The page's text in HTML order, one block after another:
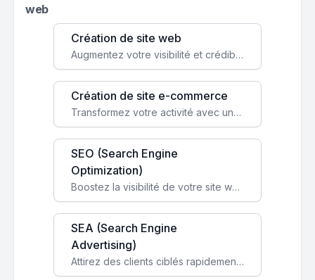
web
Création de site web
Augmentez votre visibilité et crédibilité en ligne avec un site web performant, conçu pour attirer plus de clients.
Création de site e-commerce
Transformez votre activité avec une boutique en ligne, accessible à l'échelle mondiale 24/7.
SEO (Search Engine
Optimization)
Boostez la visibilité de votre site web sur Google et attirez du trafic qualifié grâce à nos stratégies SEO.
SEA (Search Engine
Advertising)
Attirez des clients ciblés rapidement avec des campagnes publicitaires payantes optimisées pour vos objectifs.